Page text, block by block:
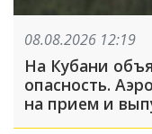
08.08.2026 12:19
На Кубани
опасность.
на прием и